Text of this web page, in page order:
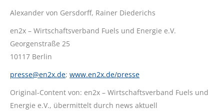
Alexander von Gersdorff, Rainer Diederichs
en2x – Wirtschaftsverband Fuels und Energie e.V.
Georgenstraße 25
10117 Berlin
presse@en2x.de; www.en2x.de/presse
Original-Content von: en2x – Wirtschaftsverband Fuels und
Energie e.V., übermittelt durch news aktuell